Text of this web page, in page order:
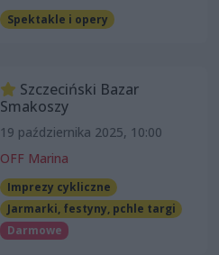
Spektakle i opery
Szczeciński Bazar
Smakoszy
19 października 2025, 10:00
OFF Marina
Imprezy cykliczne
Jarmarki, festyny, pchle targi
Darmowe